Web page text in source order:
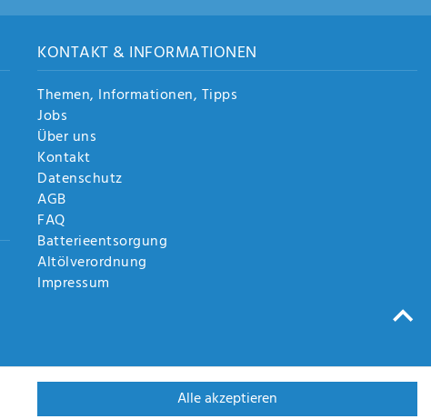
KONTAKT & INFORMATIONEN
Themen, Informationen, Tipps
Jobs
Über uns
Kontakt
Datenschutz
AGB
FAQ
Batterieentsorgung
Altölverordnung
Impressum
Alle akzeptieren